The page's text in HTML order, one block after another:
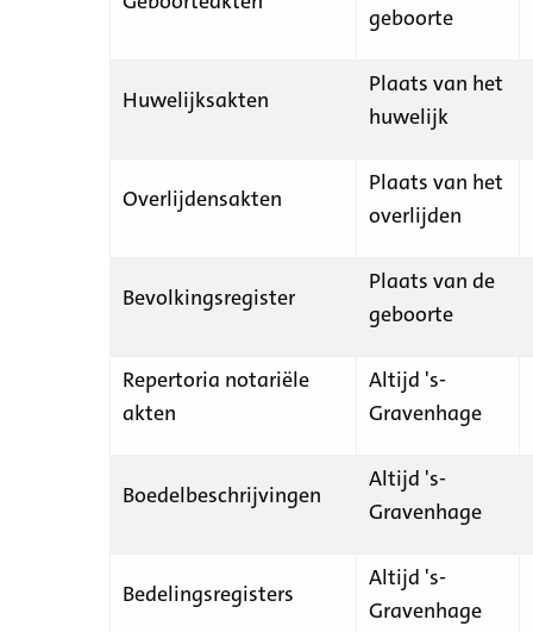
geboorte
Huwelijksakten
Plaats van het
huwelijk
Overlijdensakten
Plaats van het
overlijden
Bevolkingsregister
Plaats van de
geboorte
Repertoria notariële
akten
Altijd 's-
Gravenhage
Boedelbeschrijvingen
Altijd 's-
Gravenhage
Bedelingsregisters
Altijd 's-
Gravenhage